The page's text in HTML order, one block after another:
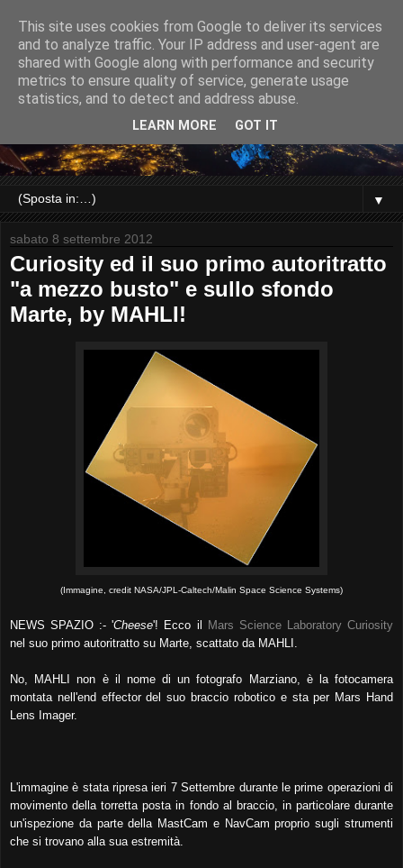
▼
sabato 8 settembre 2012
Curiosity ed il suo primo autoritratto
"a mezzo busto" e sullo sfondo
Marte, by MAHLI!
(Immagine, credit NASA/JPL-Caltech/Malin Space Science Systems)
NEWS SPAZIO :- 'Cheese'! Ecco il
Mars Science Laboratory Curiosity
nel suo primo autoritratto su Marte, scattato da MAHLI.
No, MAHLI non è il nome di un fotografo Marziano, è la fotocamera
montata nell'end effector del suo braccio robotico e sta per Mars Hand
Lens Imager.
L'immagine è stata ripresa ieri 7 Settembre durante le prime operazioni di
movimento della torretta posta in fondo al braccio, in particolare durante
un'ispezione da parte della MastCam e NavCam proprio sugli strumenti
che si trovano alla sua estremità.
This site uses cookies from Google to deliver its services
and to analyze traffic. Your IP address and user-agent are
shared with Google along with performance and security
metrics to ensure quality of service, generate usage
statistics, and to detect and address abuse.
LEARN MORE GOT IT